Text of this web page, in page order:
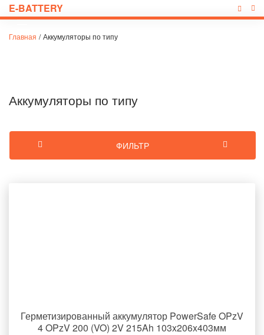
E-BATTERY
Главная / Аккумуляторы по типу
Аккумуляторы по типу
Герметизированный аккумулятор PowerSafe OPzV
4 OPzV 200 (VO) 2V 215Ah 103x206x403мм
ФИЛЬТР